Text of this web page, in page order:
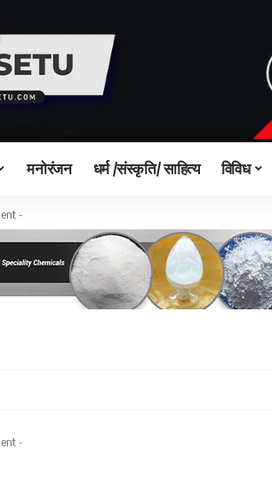
मनोरंजन धर्म /संस्कृति/ साहित्य विविध
-
-